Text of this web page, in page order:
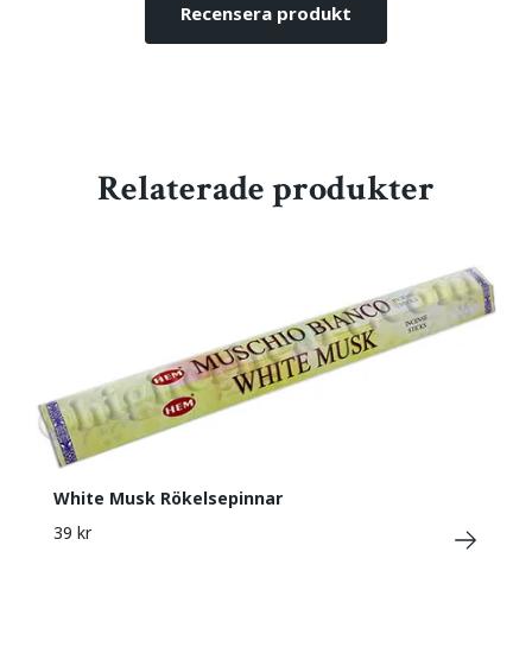
Recensera produkt
Relaterade produkter
White Musk Rökelsepinnar
39 kr